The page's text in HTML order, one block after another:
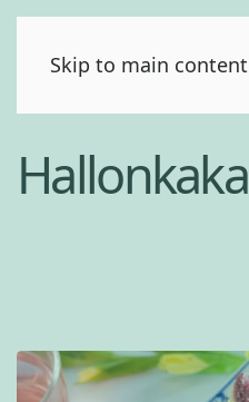
Skip to main content
Hallonkaka